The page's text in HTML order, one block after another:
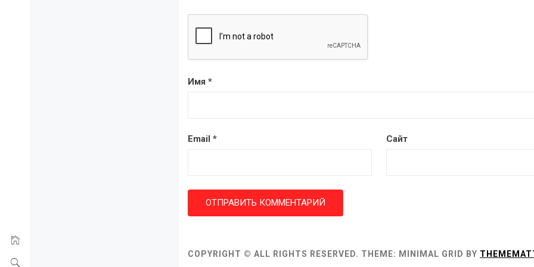
Имя *
Email * Сайт
COPYRIGHT © ALL RIGHTS RESERVED. THEME: MINIMAL GRID BY